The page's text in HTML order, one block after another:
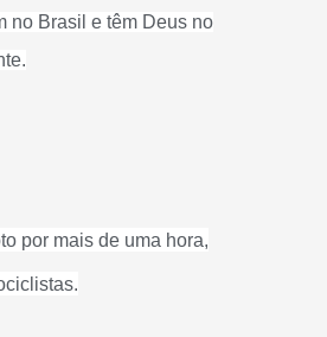
no Brasil e têm Deus no
por mais de uma hora,